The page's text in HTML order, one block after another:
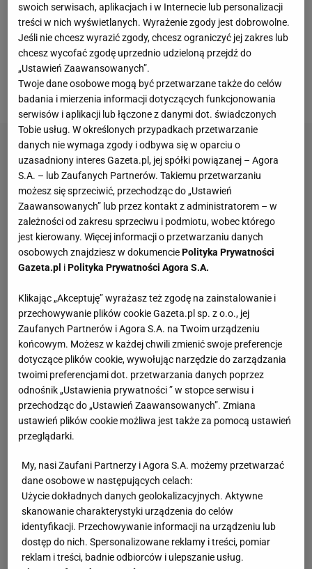
zabieganie jest dla mnie nowe, bo zazwyczaj na
igrzyskach chodziło o wyciszenie – odsłoniła kulisy
pracy Pawłowi Wilkowiczowi. Dodała jednak, że
przed nią miła chwila i powrót na biegowe trasy, na
których podczas tych igrzysk jeszcze nie była.
swoich serwisach, aplikacjach i w Internecie lub personalizacji
treści w nich wyświetlanych. Wyrażenie zgody jest dobrowolne.
Jeśli nie chcesz wyrazić zgody, chcesz ograniczyć jej zakres lub
chcesz wycofać zgodę uprzednio udzieloną przejdź do
„Ustawień Zaawansowanych”.
Twoje dane osobowe mogą być przetwarzane także do celów
badania i mierzenia informacji dotyczących funkcjonowania
serwisów i aplikacji lub łączone z danymi dot. świadczonych
Tobie usług. W określonych przypadkach przetwarzanie
danych nie wymaga zgody i odbywa się w oparciu o
uzasadniony interes Gazeta.pl, jej spółki powiązanej – Agora
S.A. – lub Zaufanych Partnerów. Takiemu przetwarzaniu
możesz się sprzeciwić, przechodząc do „Ustawień
Zaawansowanych” lub przez kontakt z administratorem – w
zależności od zakresu sprzeciwu i podmiotu, wobec którego
jest kierowany. Więcej informacji o przetwarzaniu danych
osobowych znajdziesz w dokumenciePolityka Prywatności
Gazeta.pl iPolityka Prywatności Agora S.A.
Klikając „Akceptuję” wyrażasz też zgodę na zainstalowanie i
przechowywanie plików cookie Gazeta.pl sp. z o.o., jej
Zaufanych Partnerów i Agora S.A. na Twoim urządzeniu
końcowym. Możesz w każdej chwili zmienić swoje preferencje
dotyczące plików cookie, wywołując narzędzie do zarządzania
twoimi preferencjami dot. przetwarzania danych poprzez
odnośnik „Ustawienia prywatności ” w stopce serwisu i
przechodząc do „Ustawień Zaawansowanych”. Zmiana
ustawień plików cookie możliwa jest także za pomocą ustawień
przeglądarki.
My, nasi Zaufani Partnerzy i Agora S.A. możemy przetwarzać
dane osobowe w następujących celach:
Użycie dokładnych danych geolokalizacyjnych. Aktywne
skanowanie charakterystyki urządzenia do celów
identyfikacji. Przechowywanie informacji na urządzeniu lub
dostęp do nich. Spersonalizowane reklamy i treści, pomiar
reklam i treści, badnie odbiorców i ulepszanie usług.